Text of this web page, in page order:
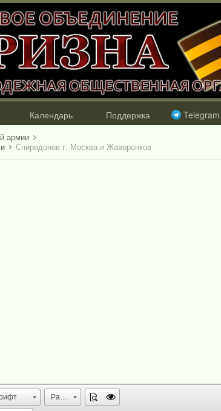
Календарь Поддержка Telegram
армии
Спиридонов г. Москва и Жаворонков
Размер